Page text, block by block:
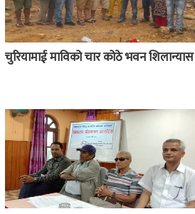
चुरियामाई माविको चार कोठे भवन शिलान्यास